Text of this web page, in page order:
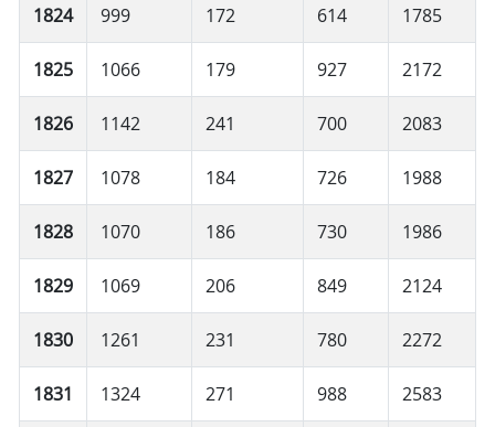
1824 999 172 614 1785
1825 1066 179 927 2172
1826 1142 241 700 2083
1827 1078 184 726 1988
1828 1070 186 730 1986
1829 1069 206 849 2124
1830 1261 231 780 2272
1831 1324 271 988 2583